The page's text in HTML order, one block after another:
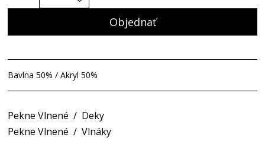
Objednať
Bavlna 50% / Akryl 50%
Pekne Vlnené / Deky
Pekne Vlnené /Vlnáky